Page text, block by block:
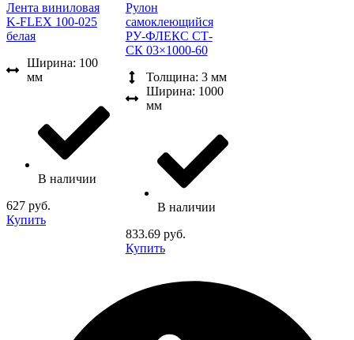
Лента виниловая
K-FLEX 100-025
белая
Ширина: 100
мм
В наличии
627 руб.
Купить
Рулон
самоклеющийся
РУ-ФЛЕКС СТ-
СК 03×1000-60
Толщина: 3 мм
Ширина: 1000
мм
В наличии
833.69 руб.
Купить